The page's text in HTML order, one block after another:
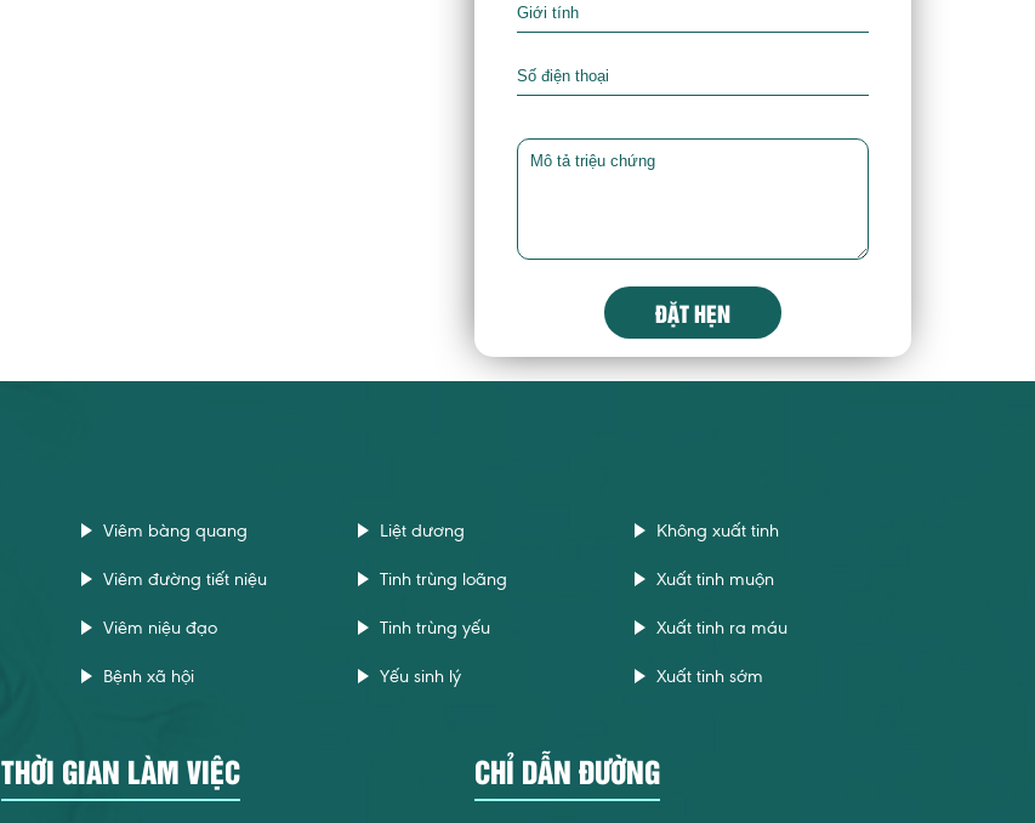
ĐẶT HẸN
Viêm bàng quang
Viêm đường tiết niệu
Viêm niệu đạo
Bệnh xã hội
Liệt dương
Tinh trùng loãng
Tinh trùng yếu
Yếu sinh lý
Không xuất tinh
Xuất tinh muộn
Xuất tinh ra máu
Xuất tinh sớm
THỜI GIAN LÀM VIỆC CHỈ DẪN ĐƯỜNG